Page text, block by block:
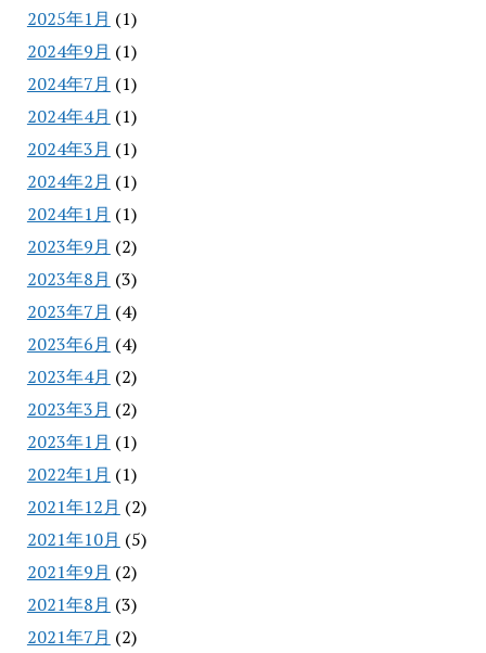
2025年1月 (1)
2024年9月 (1)
2024年7月 (1)
2024年4月 (1)
2024年3月 (1)
2024年2月 (1)
2024年1月 (1)
2023年9月 (2)
2023年8月 (3)
2023年7月 (4)
2023年6月 (4)
2023年4月 (2)
2023年3月 (2)
2023年1月 (1)
2022年1月 (1)
2021年12月 (2)
2021年10月 (5)
2021年9月 (2)
2021年8月 (3)
2021年7月 (2)